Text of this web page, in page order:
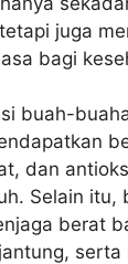
juga
bagi
buah-
dan
Selain itu,
berat
serta